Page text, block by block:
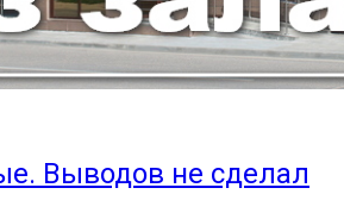
Выводов не сделал